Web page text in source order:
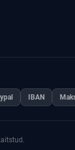
IBAN